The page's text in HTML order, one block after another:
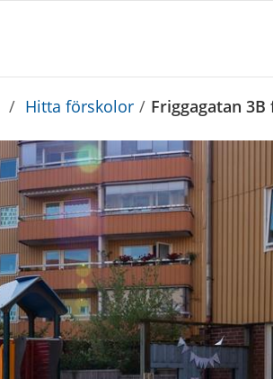
/ Hitta förskolor / Friggagatan